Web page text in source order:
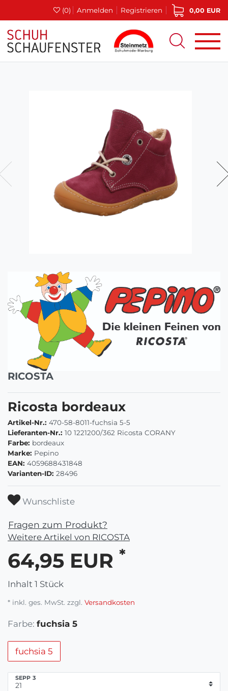
(0) Anmelden Registrieren 0,00 EUR
0%
RICOSTA
Ricosta bordeaux
Artikel-Nr.: 470-58-8011-fuchsia 5-5
Lieferanten-Nr.: 10 1221200/362 Ricosta CORANY
Farbe: bordeaux
Marke: Pepino
EAN: 4059688431848
Varianten-ID: 28496
Wunschliste
Fragen zum Produkt?
Weitere Artikel von RICOSTA
64,95 EUR *
Inhalt 1 Stück
* inkl. ges. MwSt. zzgl. Versandkosten
Farbe: fuchsia 5
fuchsia 5
SEPP 3